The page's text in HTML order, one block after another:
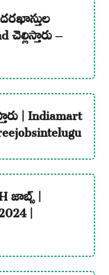
–
| Indiamart
జాబ్స్ |
|